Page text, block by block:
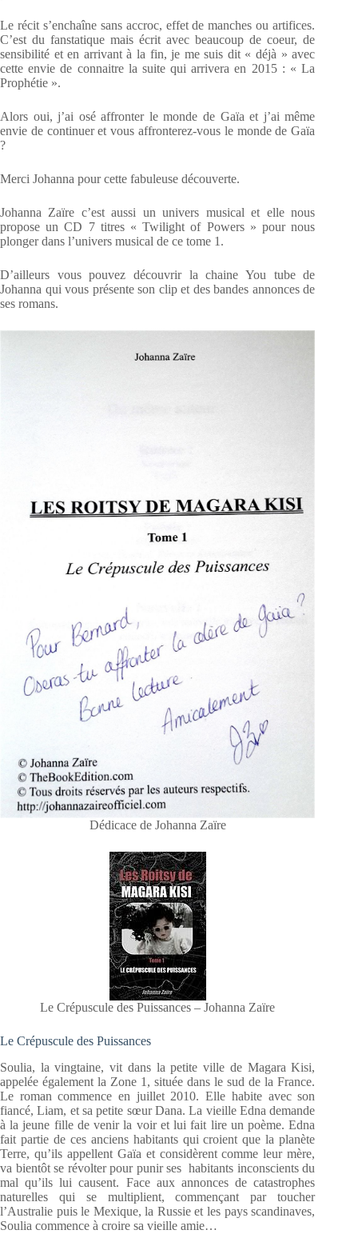
Le récit s’enchaîne sans accroc, effet de manches ou artifices.
C’est du fanstatique mais écrit avec beaucoup de coeur, de
sensibilité et en arrivant à la fin, je me suis dit « déjà » avec
cette envie de connaitre la suite qui arrivera en 2015 : « La
Prophétie ».
Alors oui, j’ai osé affronter le monde de Gaïa et j’ai même
envie de continuer et vous affronterez-vous le monde de Gaïa
?
Merci Johanna pour cette fabuleuse découverte.
Johanna Zaïre c’est aussi un univers musical et elle nous
propose un CD 7 titres « Twilight of Powers » pour nous
plonger dans l’univers musical de ce tome 1.
D’ailleurs vous pouvez découvrir la chaine You tube de
Johanna qui vous présente son clip et des bandes annonces de
ses romans.
Dédicace de Johanna Zaïre
Le Crépuscule des Puissances – Johanna Zaïre
Le Crépuscule des Puissances
Soulia, la vingtaine, vit dans la petite ville de Magara Kisi,
appelée également la Zone 1, située dans le sud de la France.
Le roman commence en juillet 2010. Elle habite avec son
fiancé, Liam, et sa petite sœur Dana. La vieille Edna demande
à la jeune fille de venir la voir et lui fait lire un poème. Edna
fait partie de ces anciens habitants qui croient que la planète
Terre, qu’ils appellent Gaïa et considèrent comme leur mère,
va bientôt se révolter pour punir ses habitants inconscients du
mal qu’ils lui causent. Face aux annonces de catastrophes
naturelles qui se multiplient, commençant par toucher
l’Australie puis le Mexique, la Russie et les pays scandinaves,
Soulia commence à croire sa vieille amie…